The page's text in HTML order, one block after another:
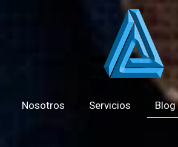
Nosotros Servicios Blog